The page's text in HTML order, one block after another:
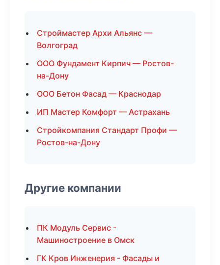
Строймастер Архи Альянс —
Волгоград
ООО Фундамент Кирпич — Ростов-
на-Дону
ООО Бетон Фасад — Краснодар
ИП Мастер Комфорт — Астрахань
Стройкомпания Стандарт Профи —
Ростов-на-Дону
Другие компании
ПК Модуль Сервис -
Машиностроение в Омск
ГК Кров Инженерия - Фасады и